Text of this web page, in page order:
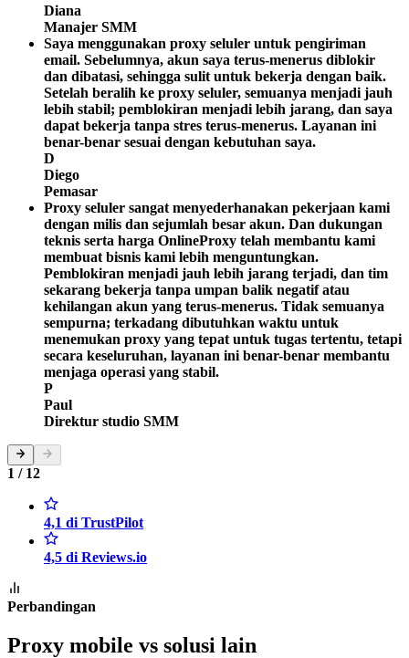
Diana
Manajer SMM
Saya menggunakan proxy seluler untuk pengiriman
email. Sebelumnya, akun saya terus-menerus diblokir
dan dibatasi, sehingga sulit untuk bekerja dengan baik.
Setelah beralih ke proxy seluler, semuanya menjadi jauh
lebih stabil; pemblokiran menjadi lebih jarang, dan saya
dapat bekerja tanpa stres terus-menerus. Layanan ini
benar-benar sesuai dengan kebutuhan saya.
D
Diego
Pemasar
Proxy seluler sangat menyederhanakan pekerjaan kami
dengan milis dan sejumlah besar akun. Dan dukungan
teknis serta harga OnlineProxy telah membantu kami
membuat bisnis kami lebih menguntungkan.
Pemblokiran menjadi jauh lebih jarang terjadi, dan tim
sekarang bekerja tanpa umpan balik negatif atau
kehilangan akun yang terus-menerus. Tidak semuanya
sempurna; terkadang dibutuhkan waktu untuk
menemukan proxy yang tepat untuk tugas tertentu, tetapi
secara keseluruhan, layanan ini benar-benar membantu
menjaga operasi yang stabil.
P
Paul
Direktur studio SMM
1 / 12
4,1 di TrustPilot
4,5 di Reviews.io
Perbandingan
Proxy mobile vs solusi lain